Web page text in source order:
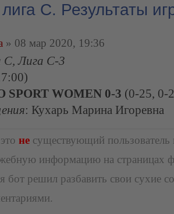
С. Результаты
» 08 мар 2020, 19:36
С, Лига С-3
SPORT WOMEN 0-3 (0-25, 0-
: Кухарь Марина Игоревна
не существующий пользователь
информацию на страницах
бот решил разбавить свои сухие